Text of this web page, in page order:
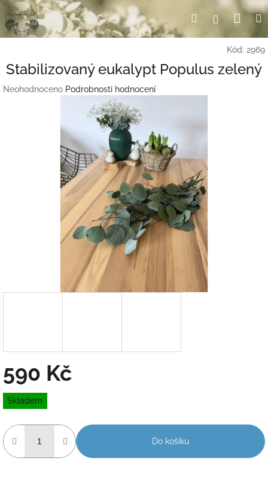
Přejít
na
obsah
HledatPřihlášení
Kód: 2969
Stabilizovaný eukalypt Populus zelený
Průměrné
Neohodnoceno Podrobnosti hodnocení
590 Kč
Měrná
cena:
Skladem
Do košíku